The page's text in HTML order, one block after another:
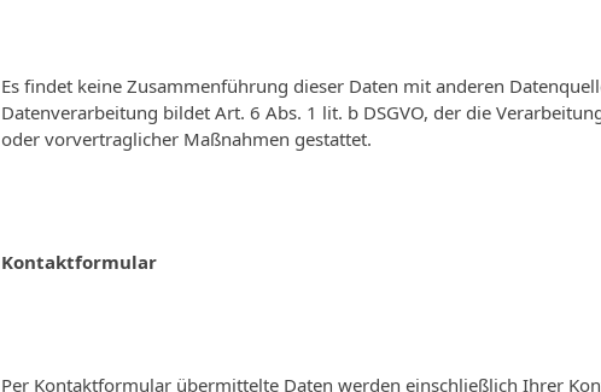
Es findet keine Zusammenführung dieser Daten mit anderen
Datenverarbeitung bildet Art. 6 Abs. 1 lit. b DSGVO, der die
oder vorvertraglicher Maßnahmen gestattet.
Kontaktformular
Per Kontaktformular übermittelte Daten werden einschließlich Ihrer